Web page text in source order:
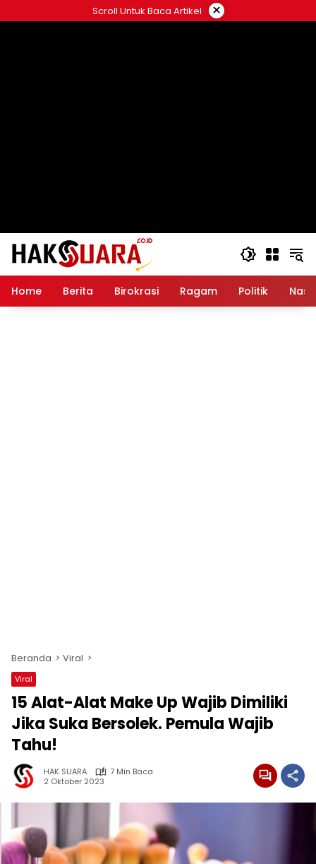
ke
Scroll Untuk Baca Artikel ×
Home Berita Birokrasi Ragam Politik
Beranda Viral
Viral
15 Alat-Alat Make Up Wajib Dimiliki
Jika Suka Bersolek. Pemula Wajib
Tahu!
HAK SUARA
7 Min Baca
2 Oktober 2023